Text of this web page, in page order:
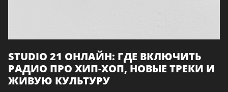
STUDIO 21 ОНЛАЙН: ГДЕ ВКЛЮЧИТЬ
РАДИО ПРО ХИП-ХОП, НОВЫЕ ТРЕКИ И
ЖИВУЮ КУЛЬТУРУ